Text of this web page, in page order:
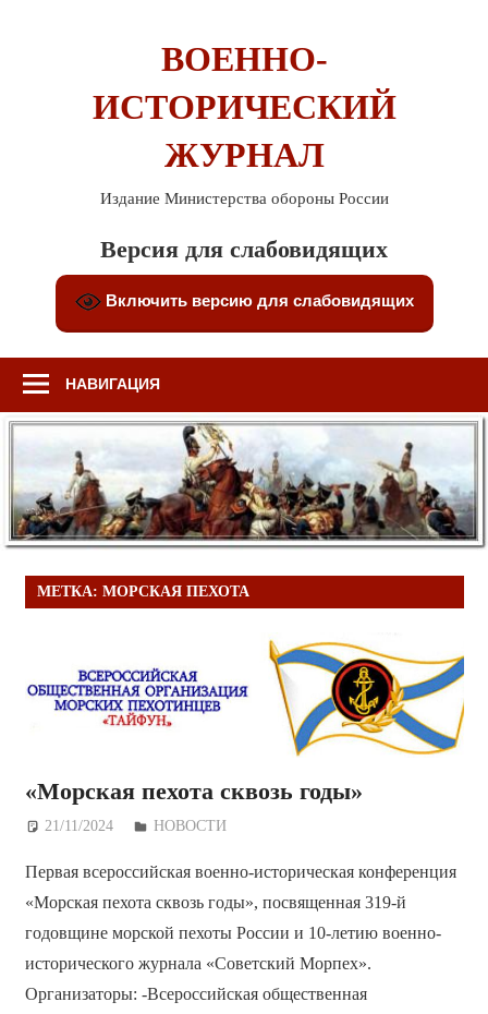
ВОЕННО-
ИСТОРИЧЕСКИЙ
ЖУРНАЛ
Издание Министерства обороны России
Версия для слабовидящих
Включить версию для слабовидящих
НАВИГАЦИЯ
МЕТКА: МОРСКАЯ ПЕХОТА
«Морская пехота сквозь годы»
21/11/2024 Дежурный по Редакции
НОВОСТИ
Первая всероссийская военно-историческая конференция
«Морская пехота сквозь годы», посвященная 319-й
годовщине морской пехоты России и 10-летию военно-
исторического журнала «Советский Морпех».
Организаторы: -Всероссийская общественная